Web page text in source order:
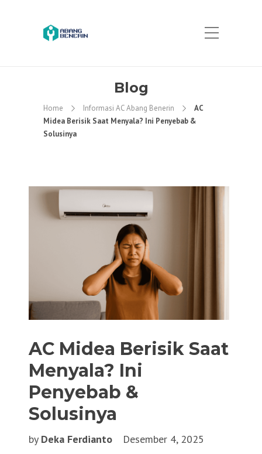
Blog
Home Informasi AC Abang Benerin
AC
Midea Berisik Saat Menyala? Ini Penyebab &
Solusinya
AC Midea Berisik Saat
Menyala? Ini
Penyebab &
Solusinya
by Deka Ferdianto Desember 4, 2025